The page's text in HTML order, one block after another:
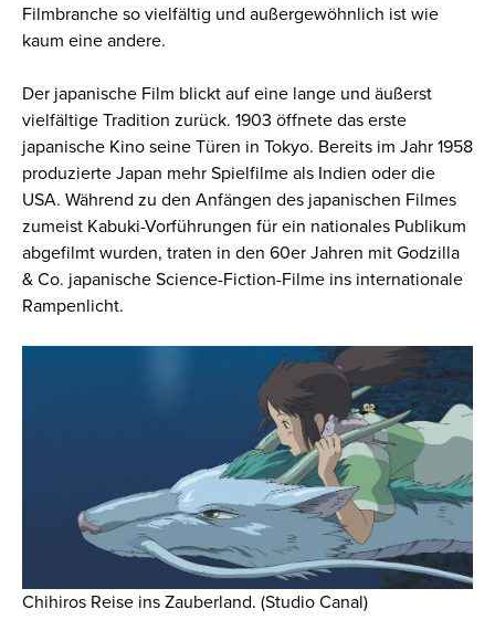
Filmbranche so vielfältig und außergewöhnlich ist wie
kaum eine andere.
Der japanische Film blickt auf eine lange und äußerst
vielfältige Tradition zurück. 1903 öffnete das erste
japanische Kino seine Türen in Tokyo. Bereits im Jahr 1958
produzierte Japan mehr Spielfilme als Indien oder die
USA. Während zu den Anfängen des japanischen Filmes
zumeist Kabuki-Vorführungen für ein nationales Publikum
abgefilmt wurden, traten in den 60er Jahren mit Godzilla
& Co. japanische Science-Fiction-Filme ins internationale
Rampenlicht.
Chihiros Reise ins Zauberland. (Studio Canal)